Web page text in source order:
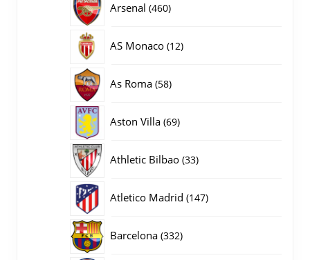
Arsenal 460460
AS Monaco 1212
As Roma 5858
Aston Villa 6969
Athletic Bilbao 3333
Atletico Madrid 147147
Barcelona 332332